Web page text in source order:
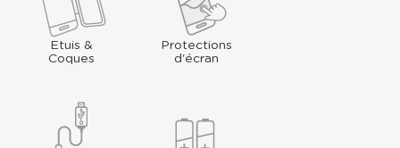
Etuis &
Coques
Protections
d'écran